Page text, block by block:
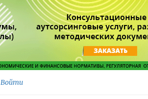
Войти